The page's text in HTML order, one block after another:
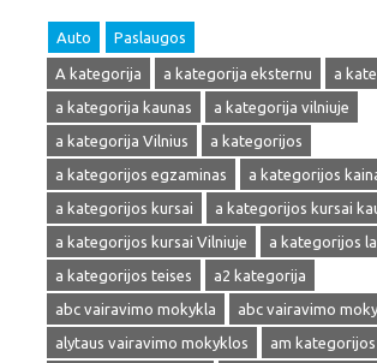
Auto Paslaugos
A kategorija a kategorija eksternu
a
a kategorija kaunas
a kategorija vilniuje
a kategorija Vilnius
a kategorijos
a kategorijos egzaminas
a kategorijos
a kategorijos kursai
a kategorijos kursai
a kategorijos kursai Vilniuje
a kategorijos
a kategorijos teises
a2 kategorija
abc vairavimo mokykla
abc vairavimo
alytaus vairavimo mokyklos
am kategorijos